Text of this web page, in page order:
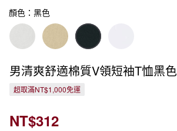
顏色：黑色
男清爽舒適棉質V領短袖T恤黑色
超取滿NT$1,000免運
NT$312